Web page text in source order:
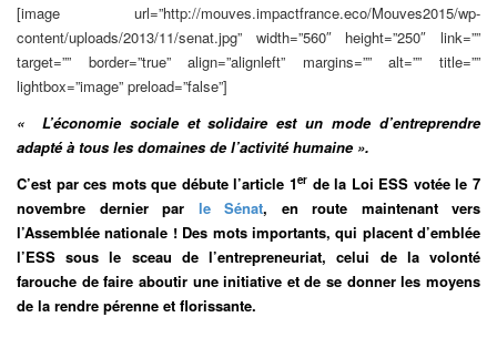
[image url=”http://mouves.impactfrance.eco/Mouves2015/wp-
content/uploads/2013/11/senat.jpg” width=”560″ height=”250″ link=””
target=”” border=”true” align=”alignleft” margins=”” alt=”” title=””
lightbox=”image” preload=”false”]
« L’économie sociale et solidaire est un mode d’entreprendre
adapté à tous les domaines de l’activité humaine ».
C’est par ces mots que débute l’article 1er de la Loi ESS votée le 7
novembre dernier par le Sénat, en route maintenant vers
l’Assemblée nationale ! Des mots importants, qui placent d’emblée
l’ESS sous le sceau de l’entrepreneuriat, celui de la volonté
farouche de faire aboutir une initiative et de se donner les moyens
de la rendre pérenne et florissante.